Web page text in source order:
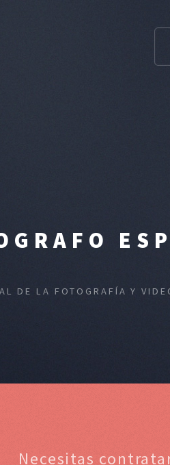
DE LA FOTOGRAFÍA Y
Necesitas